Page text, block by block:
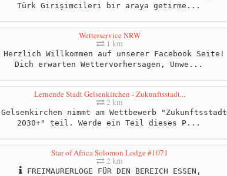
Türk Girişimcileri bir araya getirme...
Wetterservice NRW
1 km
Herzlich Willkommen auf unserer Facebook Seite!
Dich erwarten Wettervorhersagen, Unwe...
Lernende Stadt Gelsenkirchen - Zukunftsstadt...
2 km
Gelsenkirchen nimmt am Wettbewerb "Zukunftsstadt
2030+" teil. Werde ein Teil dieses P...
Star of Africa Solomon Lodge #1071
2 km
FREIMAURERLOGE FÜR DEN BEREICH ESSEN,